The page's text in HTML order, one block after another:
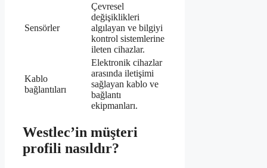
Sensörler
Çevresel
değişiklikleri
algılayan ve bilgiyi
kontrol sistemlerine
ileten cihazlar.
Kablo
bağlantıları
Elektronik cihazlar
arasında iletişimi
sağlayan kablo ve
bağlantı
ekipmanları.
Westlec’in müşteri
profili nasıldır?